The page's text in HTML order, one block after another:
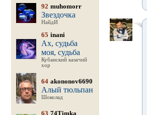
92 muhomorr
Звездочка
НайдИ
65 inani
Ах, судьба
моя, судьба
Кубанский казачий
хор
64 akononov6690
Алый тюльпан
Шоколад
63 74Timka